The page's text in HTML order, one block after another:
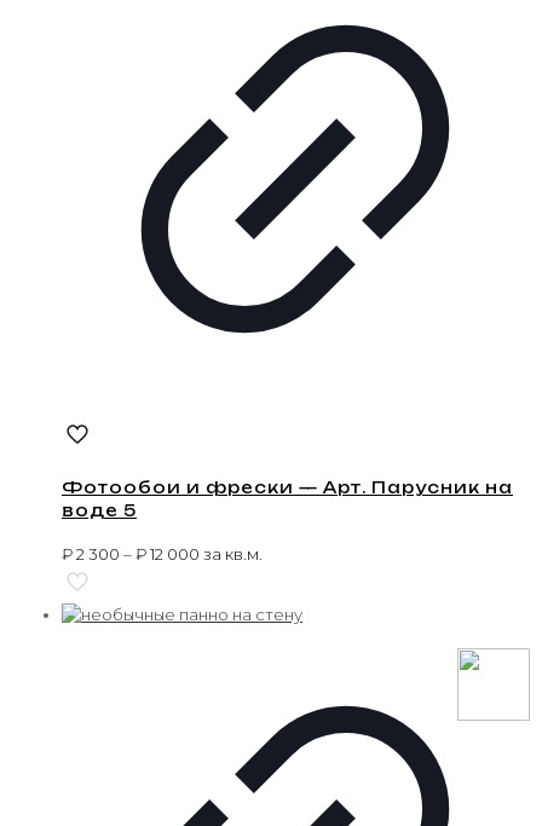
Фотообои и фрески — Арт. Парусник на
воде 5
₽2 300 –₽12 000 за кв.м.